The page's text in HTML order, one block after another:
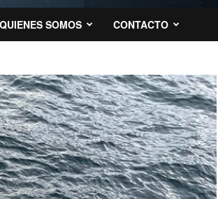
QUIENES SOMOS CONTACTO